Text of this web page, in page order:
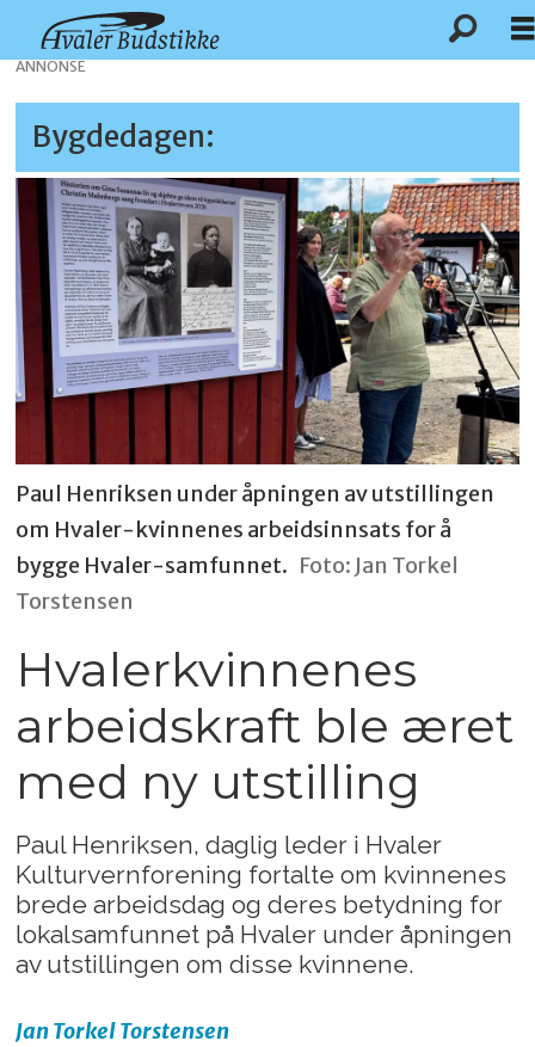
ANNONSE
Bygdedagen:
Paul Henriksen under åpningen av utstillingen
om Hvaler-kvinnenes arbeidsinnsats for å
bygge Hvaler-samfunnet. Foto: Jan Torkel
Torstensen
Hvalerkvinnenes
arbeidskraft ble æret
med ny utstilling
Paul Henriksen, daglig leder i Hvaler
Kulturvernforening fortalte om kvinnenes
brede arbeidsdag og deres betydning for
lokalsamfunnet på Hvaler under åpningen
av utstillingen om disse kvinnene.
Jan TorkelTorstensen